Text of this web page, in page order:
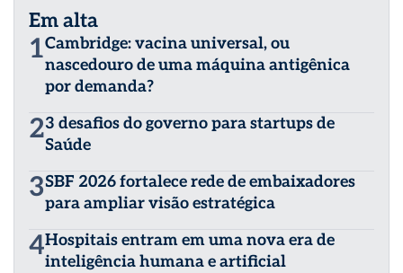
Em alta
1Cambridge: vacina universal, ou
nascedouro de uma máquina antigênica
por demanda?
23 desafios do governo para startups de
Saúde
3SBF 2026 fortalece rede de embaixadores
para ampliar visão estratégica
4Hospitais entram em uma nova era de
inteligência humana e artificial